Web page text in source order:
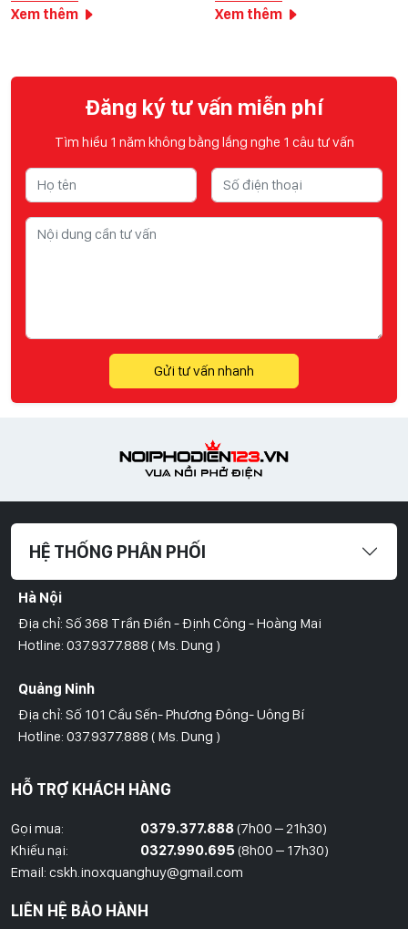
Xem thêm Xem thêm
Đăng ký tư vấn miễn phí
Tìm hiểu 1 năm không bằng lắng nghe 1 câu tư vấn
Gửi tư vấn nhanh
HỆ THỐNG PHÂN PHỐI
Hà Nội
Địa chỉ: Số 368 Trần Điền - Định Công - Hoàng Mai
Hotline: 037.9377.888 ( Ms. Dung )
Quảng Ninh
Địa chỉ: Số 101 Cầu Sến- Phương Đông- Uông Bí
Hotline: 037.9377.888 ( Ms. Dung )
Hồ Chí Minh
Hotline: 09786.01.388 ( Mr. Huy )
Thái Bình
Đối diện ủy ban nhân dân xã Vũ Hoà - Kiến Xương - Thái Bình
Hotline: 037.9377.888 ( Ms. Dung )
HỖ TRỢ KHÁCH HÀNG
Gọi mua: 0379.377.888(7h00 – 21h30)
Khiếu nại:
0327.990.695(8h00 – 17h30)
Email: cskh.inoxquanghuy@gmail.com
LIÊN HỆ BẢO HÀNH